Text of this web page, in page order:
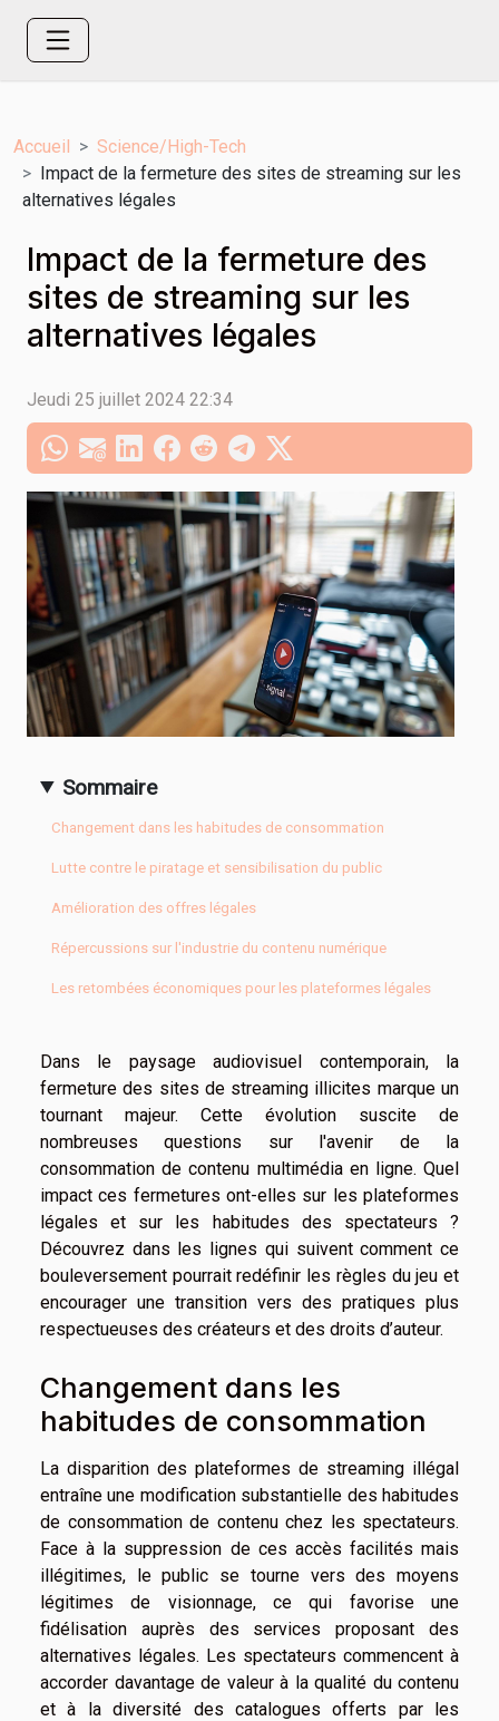
Accueil
Science/High-Tech
Impact de la fermeture des sites de streaming sur les
alternatives légales
Impact de la fermeture des
sites de streaming sur les
alternatives légales
Jeudi 25 juillet 2024 22:34
Sommaire
Changement dans les habitudes de consommation
Lutte contre le piratage et sensibilisation du public
Amélioration des offres légales
Répercussions sur l'industrie du contenu numérique
Les retombées économiques pour les plateformes légales
Dans le paysage audiovisuel contemporain, la
fermeture des sites de streaming illicites marque un
tournant majeur. Cette évolution suscite de
nombreuses questions sur l'avenir de la
consommation de contenu multimédia en ligne. Quel
impact ces fermetures ont-elles sur les plateformes
légales et sur les habitudes des spectateurs ?
Découvrez dans les lignes qui suivent comment ce
bouleversement pourrait redéfinir les règles du jeu et
encourager une transition vers des pratiques plus
respectueuses des créateurs et des droits d’auteur.
Changement dans les
habitudes de consommation
La disparition des plateformes de streaming illégal
entraîne une modification substantielle des habitudes
de consommation de contenu chez les spectateurs.
Face à la suppression de ces accès facilités mais
illégitimes, le public se tourne vers des moyens
légitimes de visionnage, ce qui favorise une
fidélisation auprès des services proposant des
alternatives légales. Les spectateurs commencent à
accorder davantage de valeur à la qualité du contenu
et à la diversité des catalogues offerts par les